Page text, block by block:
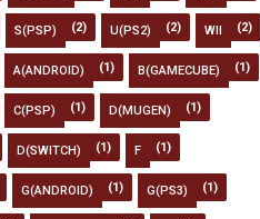
S(PSP) (2) U(PS2) (2) WII (2)
A(ANDROID) (1) B(GAMECUBE) (1)
C(PSP) (1) D(MUGEN) (1)
D(SWITCH) (1) F (1)
G(ANDROID) (1) G(PS3) (1)